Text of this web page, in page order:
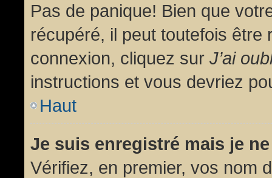
Pas de panique! Bien que
récupéré, il peut toutefois être
connexion, cliquez sur J’ai
instructions et vous devriez
Haut
Je suis enregistré mais je
Vérifiez, en premier, vos nom